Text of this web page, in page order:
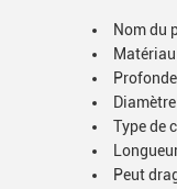
Nom du
Type de
Peut